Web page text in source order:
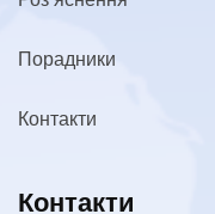
Порадники
Контакти
Контакти